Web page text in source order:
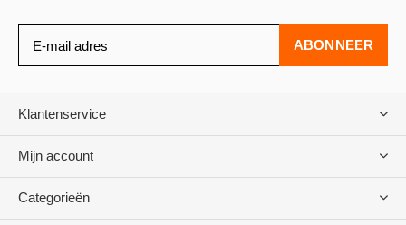
ABONNEER
Klantenservice
Mijn account
Categorieën